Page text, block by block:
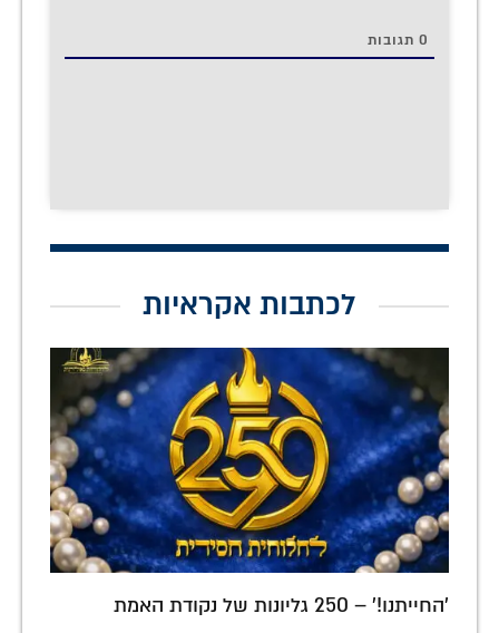
0 תגובות
לכתבות אקראיות
'החייתנו!' – 250 גליונות של נקודת האמת